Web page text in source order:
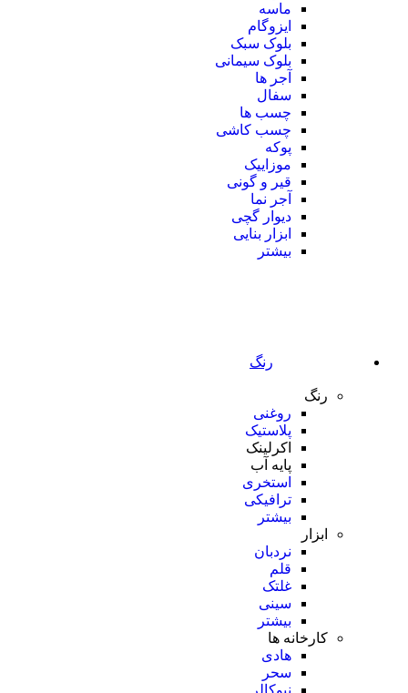
ماسه
ایزوگام
بلوک سبک
بلوک سیمانی
آجر ها
سفال
چسب ها
چسب کاشی
پوکه
موزاییک
قیر و گونی
آجر نما
دیوار گچی
ابزار بنایی
بیشتر
رنگ
رنگ
روغنی
پلاستیک
اکرلینک
پایه آب
استخری
ترافیکی
بیشتر
ابزار
نردبان
قلم
غلتک
سینی
بیشتر
کارخانه ها
هادی
سحر
نیوکالر